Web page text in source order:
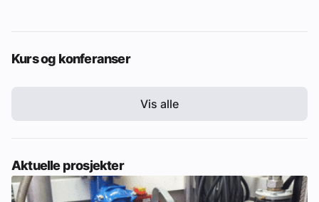
Kurs og konferanser
Vis alle
Aktuelle prosjekter